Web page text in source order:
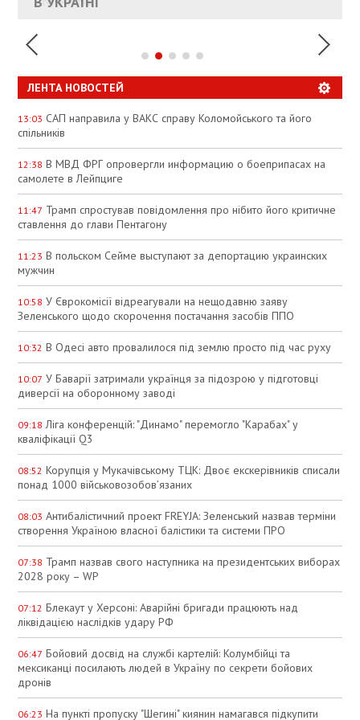
ЛЕНТА НОВОСТЕЙ
13:03 САП направила у ВАКС справу Коломойського та його
спільників
12:38 В МВД ФРГ опровергли информацию о боеприпасах на
самолете в Лейпциге
11:47 Трамп спростував повідомлення про нібито його критичне
ставлення до глави Пентагону
11:23 В польском Сейме выступают за депортацию украинских
мужчин
10:58 У Єврокомісії відреагували на нещодавню заяву
Зеленського щодо скорочення постачання засобів ППО
10:32 В Одесі авто провалилося під землю просто під час руху
10:07 У Баварії затримали українця за підозрою у підготовці
диверсії на оборонному заводі
09:18 Ліга конференцій: "Динамо" перемогло "Карабах" у
кваліфікації Q3
08:52 Корупція у Мукачівському ТЦК: Двоє екскерівників списали
понад 1000 військовозобов’язаних
08:03 Антибалістичний проект FREYJA: Зеленський назвав терміни
створення Україною власної балістики та системи ПРО
07:38 Трамп назвав свого наступника на президентських виборах
2028 року – WP
07:12 Блекаут у Херсоні: Аварійні бригади працюють над
ліквідацією наслідків удару РФ
06:47 Бойовий досвід на службі картелій: Колумбійці та
мексиканці посилають людей в Україну по секрети бойових
дронів
06:23 На пункті пропуску "Шегині" киянин намагався підкупити